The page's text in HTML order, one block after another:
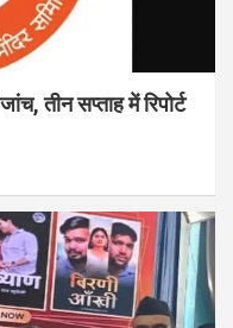
तीन सप्ताह में रिपोर्ट